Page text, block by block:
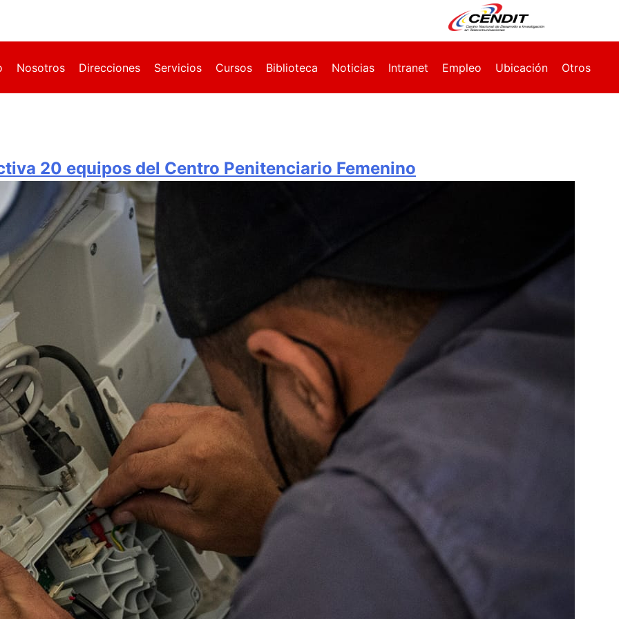
Nosotros Direcciones Servicios Cursos Biblioteca Noticias Intranet Empleo Ubicación Otros
20 equipos del Centro Penitenciario Femenino